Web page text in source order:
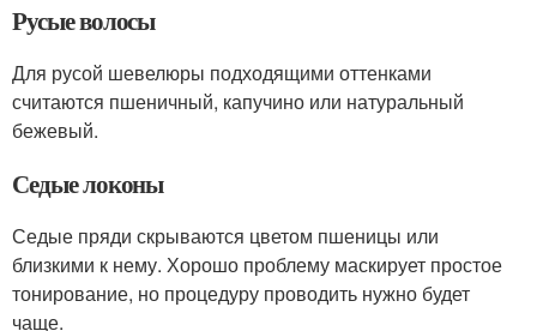
Русые волосы
Для русой шевелюры подходящими оттенками
считаются пшеничный, капучино или натуральный
бежевый.
Седые локоны
Седые пряди скрываются цветом пшеницы или
близкими к нему. Хорошо проблему маскирует простое
тонирование, но процедуру проводить нужно будет
чаще.